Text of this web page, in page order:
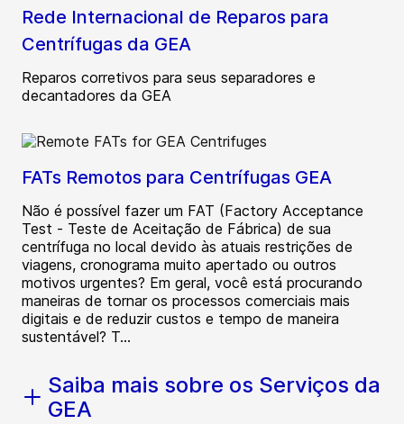
Rede Internacional de Reparos para
Centrífugas da GEA
Reparos corretivos para seus separadores e
decantadores da GEA
FATs Remotos para Centrífugas GEA
Não é possível fazer um FAT (Factory Acceptance
Test - Teste de Aceitação de Fábrica) de sua
centrífuga no local devido às atuais restrições de
viagens, cronograma muito apertado ou outros
motivos urgentes? Em geral, você está procurando
maneiras de tornar os processos comerciais mais
digitais e de reduzir custos e tempo de maneira
sustentável? T...
Saiba mais sobre os Serviços da
GEA